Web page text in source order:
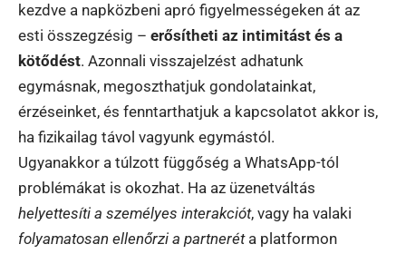
kezdve a napközbeni apró figyelmességeken át az
esti összegzésig – erősítheti az intimitást és a
kötődést. Azonnali visszajelzést adhatunk
egymásnak, megoszthatjuk gondolatainkat,
érzéseinket, és fenntarthatjuk a kapcsolatot akkor is,
ha fizikailag távol vagyunk egymástól.
Ugyanakkor a túlzott függőség a WhatsApp-tól
problémákat is okozhat. Ha az üzenetváltás
helyettesíti a személyes interakciót, vagy ha valaki
folyamatosan ellenőrzi a partneréta platformon